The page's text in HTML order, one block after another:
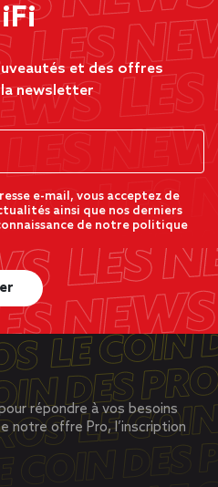
et des offres
newsletter
e-mail, vous acceptez de
ainsi que nos derniers
de notre politique
répondre à vos besoins
notre offre Pro, l’inscription